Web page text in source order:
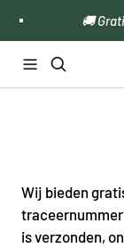
inhoud
🚚
Navigatie
Wij bieden
is verzonden,